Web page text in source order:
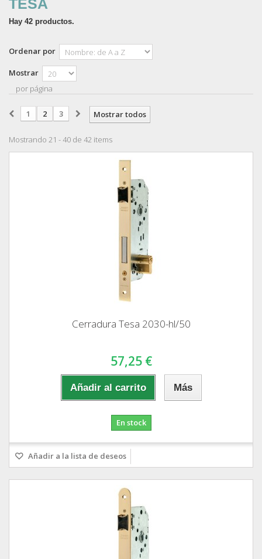
TESA
Hay 42 productos.
Ordenar por
Mostrar
por página
Mostrar todos
1 2 3
Mostrando 21 - 40 de 42 items
Cerradura Tesa 2030-hl/50
57,25 €
Añadir al carrito Más
En stock
Añadir a la lista de deseos